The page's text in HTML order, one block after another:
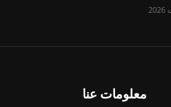
معلومات عنا